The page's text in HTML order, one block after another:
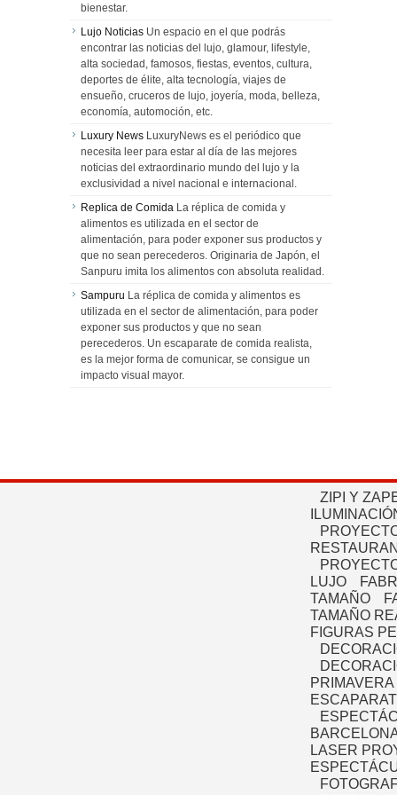
bienestar.
Lujo Noticias Un espacio en el que podrás
encontrar las noticias del lujo, glamour, lifestyle,
alta sociedad, famosos, fiestas, eventos, cultura,
deportes de élite, alta tecnología, viajes de
ensueño, cruceros de lujo, joyería, moda, belleza,
economía, automoción, etc.
Luxury News LuxuryNews es el periódico que
necesita leer para estar al día de las mejores
noticias del extraordinario mundo del lujo y la
exclusividad a nivel nacional e internacional.
Replica de Comida La réplica de comida y
alimentos es utilizada en el sector de
alimentación, para poder exponer sus productos y
que no sean perecederos. Originaria de Japón, el
Sanpuru imita los alimentos con absoluta realidad.
Sampuru La réplica de comida y alimentos es
utilizada en el sector de alimentación, para poder
exponer sus productos y que no sean
perecederos. Un escaparate de comida realista,
es la mejor forma de comunicar, se consigue un
impacto visual mayor.
ZIPI Y
LUJO
TAMAÑO
TAMAÑO
FIGURAS
PRIMAVERA
LASER